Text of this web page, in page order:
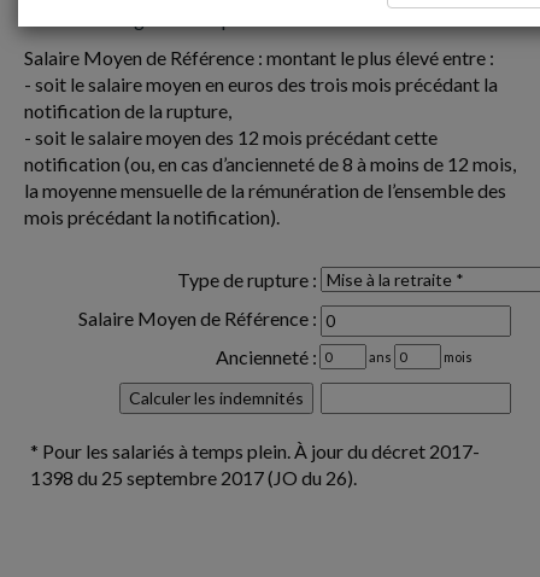
Salaire Moyen de Référence : montant le plus élevé entre :
- soit le salaire moyen en euros des trois mois précédant la
notification de la rupture,
- soit le salaire moyen des 12 mois précédant cette
notification (ou, en cas d’ancienneté de 8 à moins de 12 mois,
la moyenne mensuelle de la rémunération de l’ensemble des
mois précédant la notification).
Type de rupture :
Salaire Moyen de Référence :
Ancienneté :
ans mois
* Pour les salariés à temps plein. À jour du décret 2017-
1398 du 25 septembre 2017 (JO du 26).